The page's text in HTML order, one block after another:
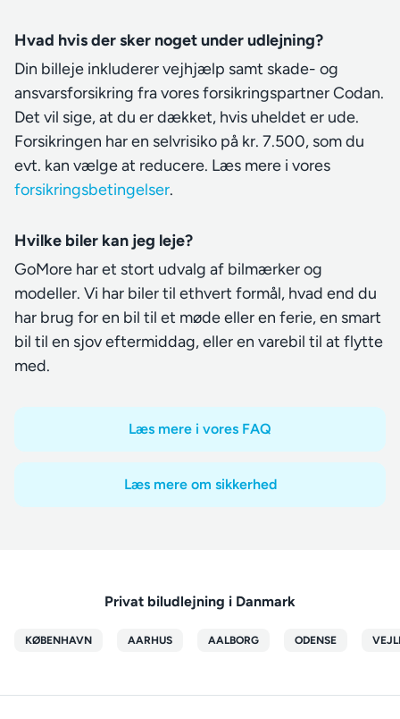
Hvad hvis der sker noget under udlejning?
Din billeje inkluderer vejhjælp samt skade- og
ansvarsforsikring fra vores forsikringspartner Codan.
Det vil sige, at du er dækket, hvis uheldet er ude.
Forsikringen har en selvrisiko på kr. 7.500, som du
evt. kan vælge at reducere. Læs mere i vores
forsikringsbetingelser.
Hvilke biler kan jeg leje?
GoMore har et stort udvalg af bilmærker og
modeller. Vi har biler til ethvert formål, hvad end du
har brug for en bil til et møde eller en ferie, en smart
bil til en sjov eftermiddag, eller en varebil til at flytte
med.
Læs mere i vores FAQ
Læs mere om sikkerhed
Privat biludlejning i Danmark
KØBENHAVN AARHUS AALBORG ODENSE